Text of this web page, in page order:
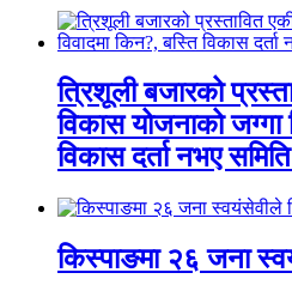
त्रिशूली बजारको
विकास योजनाको जग्गा
विकास दर्ता नभए
किस्पाङमा २६ जना